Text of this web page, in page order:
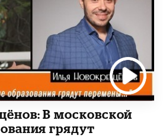
В московской
грядут